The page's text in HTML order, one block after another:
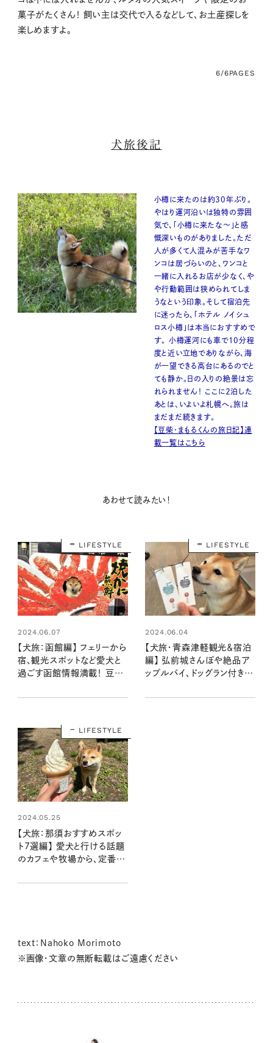
菓子がたくさん！ 飼い主は交代で入るなどして、お土産探しを
楽しめますよ。
6/6PAGES
犬旅後記
小樽に来たのは約30年ぶり。
やはり運河沿いは独特の雰囲
気で、「小樽に来たな～」と感
慨深いものがありました。ただ
人が多くて人混みが苦手なワ
ンコは居づらいのと、ワンコと
一緒に入れるお店が少なく、や
や行動範囲は狭められてしま
うなという印象。そして宿泊先
に迷ったら、「ホテル ノイシュ
ロス小樽」は本当におすすめで
す。 小樽運河にも車で10分程
度と近い立地でありながら、海
が一望できる高台にあるのでと
ても静か。日の入りの絶景は忘
れられません！ ここに２泊した
あとは、いよいよ札幌へ。旅は
まだまだ続きます。
【豆柴・まもるくんの旅日記】連
載一覧はこちら
あわせて読みたい！
LIFESTYLE
2024.06.07
【犬旅：函館編】 フェリーから
宿、観光スポットなど愛犬と
過ごす函館情報満載！ 豆
LIFESTYLE
2024.06.04
【犬旅・青森津軽観光＆宿泊
編】 弘前城さんぽや絶品ア
ップルパイ、ドッグラン付きカ
るくんの旅日記
LIFESTYLE
2024.05.25
【犬旅：那須おすすめスポッ
ト7選編】 愛犬と行ける話題
のカフェや牧場から、定番の
満喫！：豆柴・まもるくんの旅
text：Nahoko Morimoto
※画像・文章の無断転載はご遠慮ください